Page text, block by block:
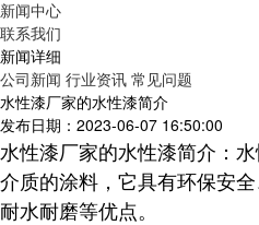
新闻中心
联系我们
新闻详细
公司新闻 行业资讯 常见问题
水性漆厂家的水性漆简介
发布日期：2023-06-07 16:50:00
水性漆厂家的水性漆简介：
介质的涂料，它具有环保安全
耐水耐磨等优点。